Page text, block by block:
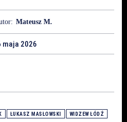
Mateusz M.
maja 2026
ŁUKASZ MASŁOWSKI WIDZEW ŁÓDŹ